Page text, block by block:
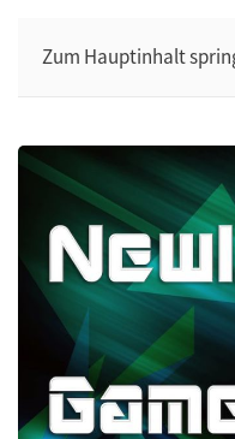
Zum Hauptinhalt